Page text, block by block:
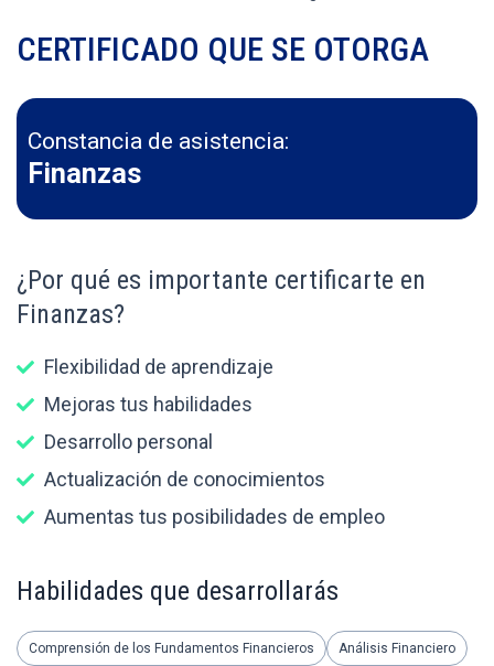
CERTIFICADO QUE SE OTORGA
Constancia de asistencia:
Finanzas
¿Por qué es importante certificarte en
Finanzas?
Flexibilidad de aprendizaje
Mejoras tus habilidades
Desarrollo personal
Actualización de conocimientos
Aumentas tus posibilidades de empleo
Habilidades que desarrollarás
Comprensión de los Fundamentos Financieros Análisis Financiero